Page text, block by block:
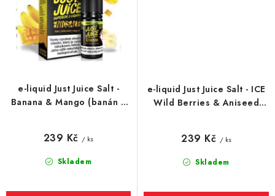
e-liquid Just Juice Salt -
Banana & Mango (banán a
Skladem
239 Kč / ks
e-liquid Just Juice Salt - ICE
Wild Berries & Aniseed
Skladem
239 Kč / ks